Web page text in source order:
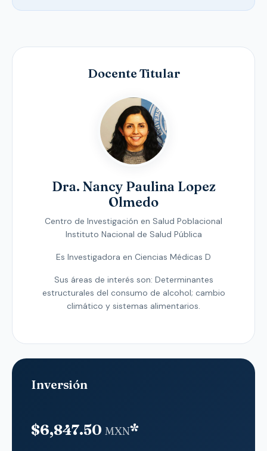
Docente Titular
Dra. Nancy Paulina Lopez
Olmedo
Centro de Investigación en Salud Poblacional
Instituto Nacional de Salud Pública
Es Investigadora en Ciencias Médicas D
Sus áreas de interés son: Determinantes
estructurales del consumo de alcohol; cambio
climático y sistemas alimentarios.
Inversión
$6,847.50 MXN*